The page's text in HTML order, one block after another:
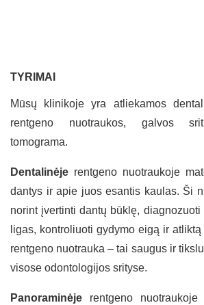
TYRIMAI
Mūsų klinikoje yra atliekamos
rentgeno nuotraukos, galvos
tomograma.
Dentalinėje rentgeno nuotraukoje
dantys ir apie juos esantis kaulas. Ši
norint įvertinti dantų būklę,
ligas, kontroliuoti gydymo eigą ir
rentgeno nuotrauka – tai saugus ir
visose odontologijos srityse.
Panoraminėje rentgeno nuotraukoje